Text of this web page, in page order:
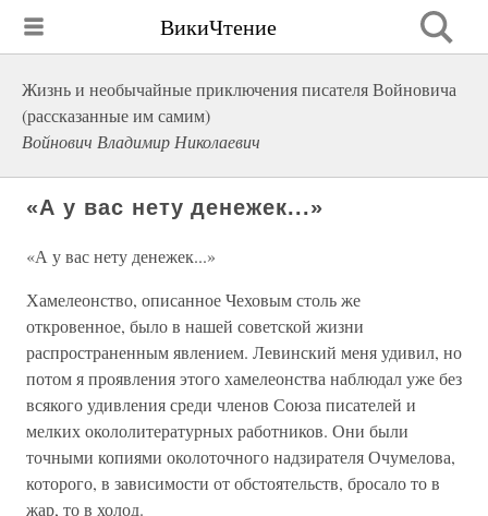
ВикиЧтение
Жизнь и необычайные приключения писателя Войновича
(рассказанные им самим)
Войнович Владимир Николаевич
«А у вас нету денежек...»
«А у вас нету денежек...»
Хамелеонство, описанное Чеховым столь же
откровенное, было в нашей советской жизни
распространенным явлением. Левинский меня удивил, но
потом я проявления этого хамелеонства наблюдал уже без
всякого удивления среди членов Союза писателей и
мелких окололитературных работников. Они были
точными копиями околоточного надзирателя Очумелова,
которого, в зависимости от обстоятельств, бросало то в
жар, то в холод.